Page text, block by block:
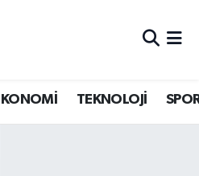
TEKNOLOJİ